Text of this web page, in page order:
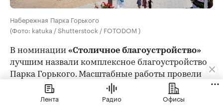
Набережная Парка Горького
(Фото: katuka / Shutterstock / FOTODOM )
В номинации «Столичное благоустройство»
лучшим назвали комплексное благоустройство
Парка Горького. Масштабные работы провели
на Пушкинской набережной, а также привели в
порядок Пионерский пруд, открыв рядом с ним
Лента Радио Офисы